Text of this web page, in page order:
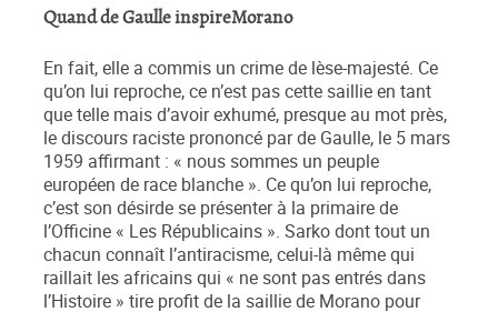
Quand de Gaulle inspireMorano
En fait, elle a commis un crime de lèse-majesté. Ce
qu’on lui reproche, ce n’est pas cette saillie en tant
que telle mais d’avoir exhumé, presque au mot près,
le discours raciste prononcé par de Gaulle, le 5 mars
1959 affirmant : « nous sommes un peuple
européen de race blanche ». Ce qu’on lui reproche,
c’est son désirde se présenter à la primaire de
l’Officine « Les Républicains ». Sarko dont tout un
chacun connaît l’antiracisme, celui-là même qui
raillait les africains qui « ne sont pas entrés dans
l’Histoire » tire profit de la saillie de Morano pour